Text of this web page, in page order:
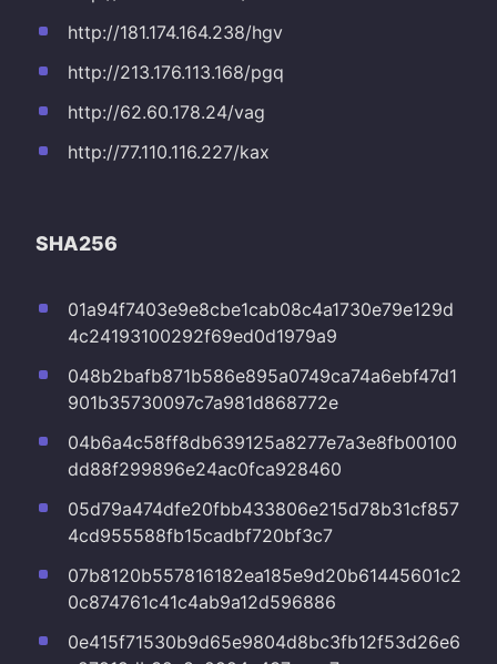
http://181.174.164.238/hgv
http://213.176.113.168/pgq
http://62.60.178.24/vag
http://77.110.116.227/kax
SHA256
01a94f7403e9e8cbe1cab08c4a1730e79e129d
4c24193100292f69ed0d1979a9
048b2bafb871b586e895a0749ca74a6ebf47d1
901b35730097c7a981d868772e
04b6a4c58ff8db639125a8277e7a3e8fb00100
dd88f299896e24ac0fca928460
05d79a474dfe20fbb433806e215d78b31cf857
4cd955588fb15cadbf720bf3c7
07b8120b557816182ea185e9d20b61445601c2
0c874761c41c4ab9a12d596886
0e415f71530b9d65e9804d8bc3fb12f53d26e6